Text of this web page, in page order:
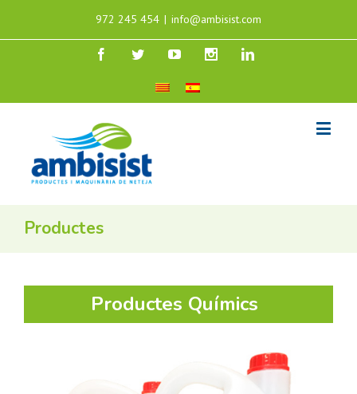
972 245 454 | info@ambisist.com
Productes
Productes Químics